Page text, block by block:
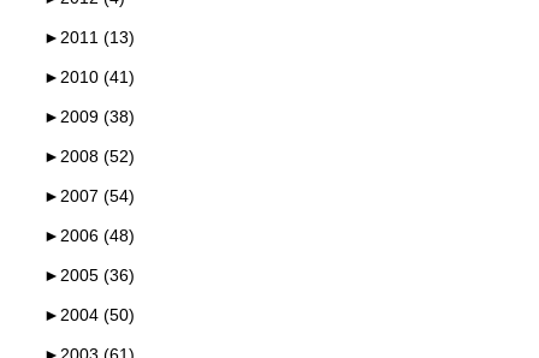
► 2011 (13)
► 2010 (41)
► 2009 (38)
► 2008 (52)
► 2007 (54)
► 2006 (48)
► 2005 (36)
► 2004 (50)